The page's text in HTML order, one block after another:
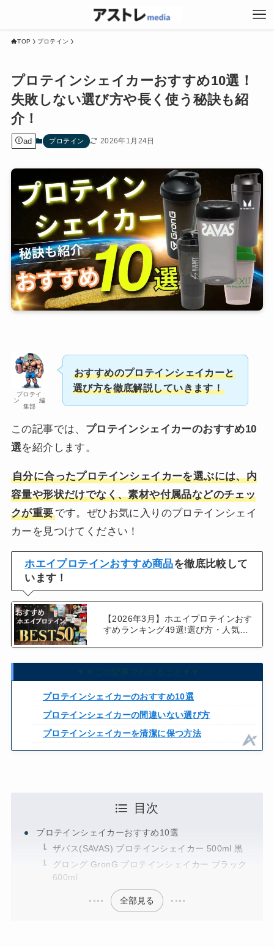
TOP プロテイン
プロテインシェイカーおすすめ10選！
失敗しない選び方や長く使う秘訣も紹
介！
ad プロテイン 2026年1月24日
プロテイ
ン 編
集部
おすすめのプロテインシェイカーと
選び方を徹底解説していきます！
この記事では、 プロテインシェイカーのおすすめ10
選を紹介します。
自分に合ったプロテインシェイカーを選ぶには、内
容量や形状だけでなく、素材や付属品などのチェッ
クが重要です。ぜひお気に入りのプロテインシェイ
カーを見つけてください！
ホエイプロテインおすすめ商品を徹底比較して
います！
【2026年3月】ホエイプロテインおす
すめランキング49選!選び方・人気メ
プロテインシェイカーのおすすめ10選
プロテインシェイカーの間違いない選び方
プロテインシェイカーを清潔に保つ方法
目次
プロテインシェイカーおすすめ10選
ザバス(SAVAS) プロテインシェイカー 500ml 黒
グロング GronG プロテインシェイカー ブラック
600ml
全部見る